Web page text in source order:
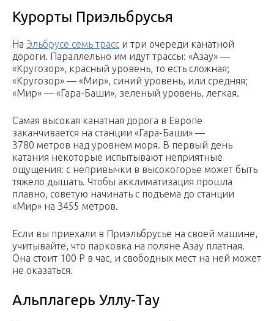
Курорты Приэльбрусья
На Эльбрусе семь трасс и три очереди канатной
дороги. Параллельно им идут трассы: «Азау» —
«Кругозор», красный уровень, то есть сложная;
«Кругозор» — «Мир», синий уровень, или средняя;
«Мир» — «Гара-Баши», зеленый уровень, легкая.
Самая высокая канатная дорога в Европе
заканчивается на станции «Гара-Баши» —
3780 метров над уровнем моря. В первый день
катания некоторые испытывают неприятные
ощущения: с непривычки в высокогорье может быть
тяжело дышать. Чтобы акклиматизация прошла
плавно, советую начинать с подъема до станции
«Мир» на 3455 метров.
Если вы приехали в Приэльбрусье на своей машине,
учитывайте, что парковка на поляне Азау платная.
Она стоит 100 Р в час, и свободных мест на ней может
не оказаться.
Альплагерь Уллу-Тау